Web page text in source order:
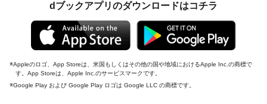
dブックアプリのダウンロードはコチラ
Appleのロゴ、App Storeは、米国もしくはその他の国や地域におけるApple Inc.の商標で
す。App Storeは、Apple Inc.のサービスマークです。
Google Play および Google Play ロゴは Google LLC の商標です。